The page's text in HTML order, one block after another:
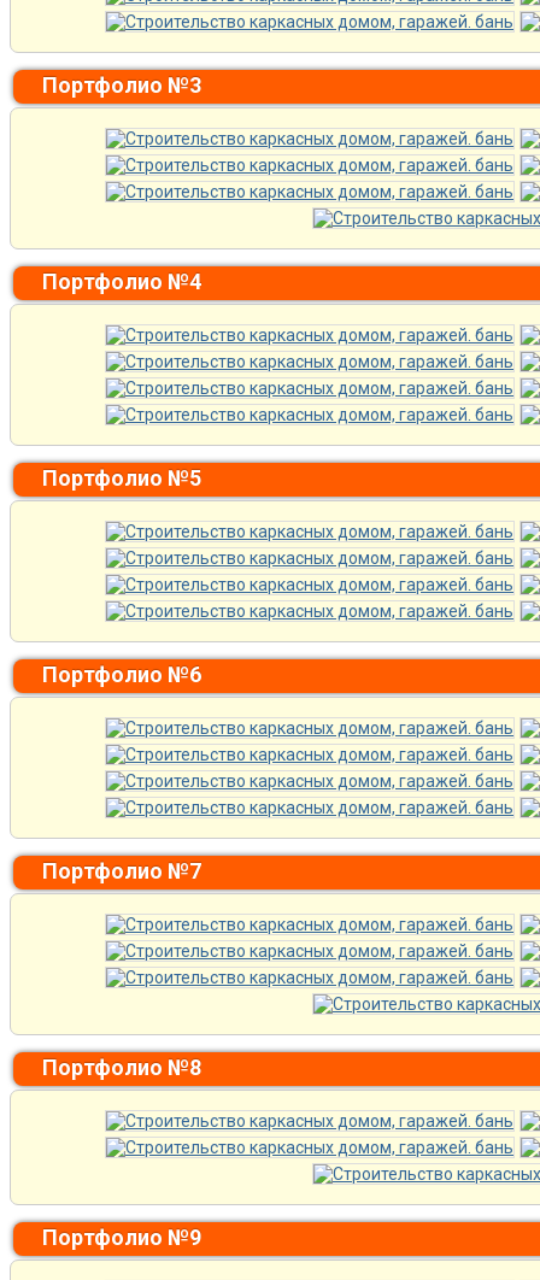
Портфолио №3
Портфолио №4
Портфолио №5
Портфолио №6
Портфолио №7
Портфолио №8
Портфолио №9